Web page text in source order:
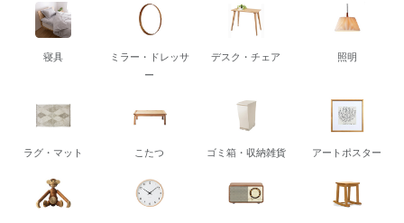
寝具
ミラー・ドレッサ
ー
デスク・チェア 照明
ラグ・マット こたつ ゴミ箱・収納雑貨 アートポスター